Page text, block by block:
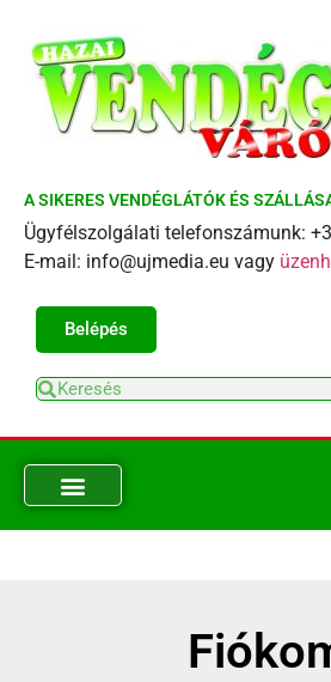
A SIKERES VENDÉGLÁTÓK ÉS
Ügyfélszolgálati telefonszámunk:
E-mail: info@ujmedia.eu vagy
Belépés